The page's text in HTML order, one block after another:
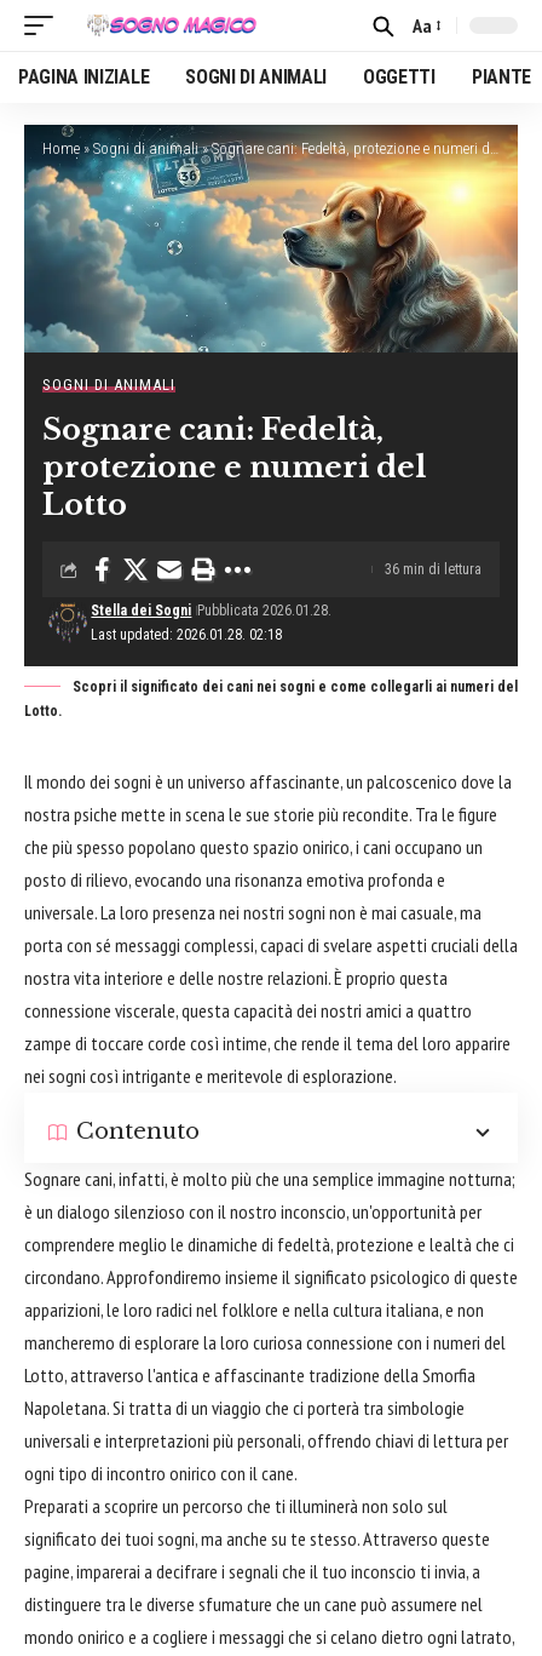
Font
Resizer
Aa
PAGINA INIZIALE SOGNI DI ANIMALI OGGETTI PIANTE
Home» Sogni di animali»Sognare cani: Fedeltà, protezione e numeri del Lotto
SOGNI DI ANIMALI
Sognare cani: Fedeltà,
protezione e numeri del
Lotto
Last updated: 2026.01.28. 02:18
Stella dei Sogni Pubblicata 2026.01.28.
36 min di lettura
Scopri il significato dei cani nei sogni e come collegarli ai numeri del
Lotto.
Il mondo dei sogni è un universo affascinante, un palcoscenico dove la
nostra psiche mette in scena le sue storie più recondite. Tra le figure
che più spesso popolano questo spazio onirico, i cani occupano un
posto di rilievo, evocando una risonanza emotiva profonda e
universale. La loro presenza nei nostri sogni non è mai casuale, ma
porta con sé messaggi complessi, capaci di svelare aspetti cruciali della
nostra vita interiore e delle nostre relazioni. È proprio questa
connessione viscerale, questa capacità dei nostri amici a quattro
zampe di toccare corde così intime, che rende il tema del loro apparire
nei sogni così intrigante e meritevole di esplorazione.
Contenuto
Sognare cani, infatti, è molto più che una semplice immagine notturna;
è un dialogo silenzioso con il nostro inconscio, un'opportunità per
comprendere meglio le dinamiche di fedeltà, protezione e lealtà che ci
circondano. Approfondiremo insieme il significato psicologico di queste
apparizioni, le loro radici nel folklore e nella cultura italiana, e non
mancheremo di esplorare la loro curiosa connessione con i numeri del
Lotto, attraverso l'antica e affascinante tradizione della Smorfia
Napoletana. Si tratta di un viaggio che ci porterà tra simbologie
universali e interpretazioni più personali, offrendo chiavi di lettura per
ogni tipo di incontro onirico con il cane.
Preparati a scoprire un percorso che ti illuminerà non solo sul
significato dei tuoi sogni, ma anche su te stesso. Attraverso queste
pagine, imparerai a decifrare i segnali che il tuo inconscio ti invia, a
distinguere tra le diverse sfumature che un cane può assumere nel
mondo onirico e a cogliere i messaggi che si celano dietro ogni latrato,